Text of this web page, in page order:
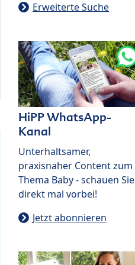
Erweiterte Suche
HiPP WhatsApp-
Kanal
Unterhaltsamer,
praxisnaher Content zum
Thema Baby - schauen Sie
direkt mal vorbei!
Jetzt abonnieren